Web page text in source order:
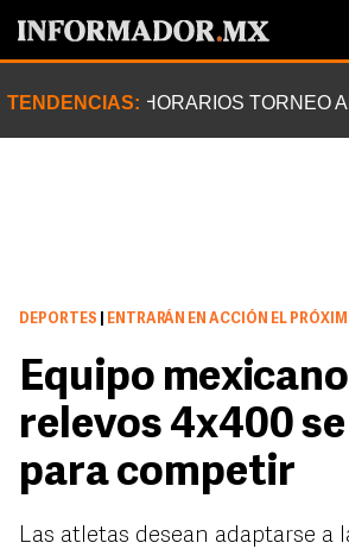
TENDENCIAS: HORARIOS TORNEO
DEPORTES ENTRARÁN EN ACCIÓN EL
Equipo
relevos 4x400
para competir
Las atletas desean adaptarse a